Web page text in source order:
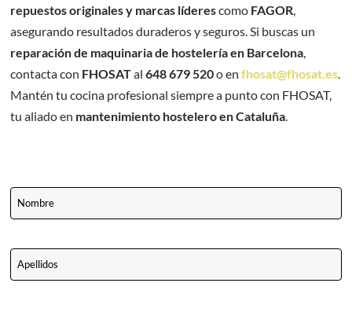
repuestos originales y marcas líderescomo FAGOR,
asegurando resultados duraderos y seguros. Si buscas un
reparación de maquinaria de hostelería en Barcelona,
contacta con FHOSATal648 679 520o enfhosat@fhosat.es.
Mantén tu cocina profesional siempre a punto con FHOSAT,
tu aliado en mantenimiento hostelero en Cataluña.